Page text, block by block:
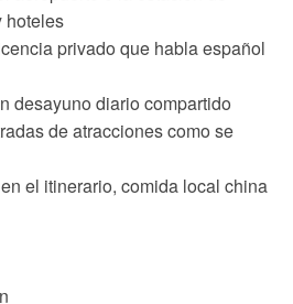
hoteles
privado que habla español
desayuno diario compartido
de atracciones como se
el itinerario, comida local china